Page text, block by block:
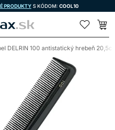
PRODUKTY S KÓDOM: COOL10
DELRIN 100 antistatický hrebeň